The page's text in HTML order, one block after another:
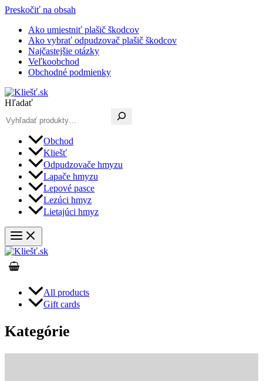
Preskočiť na obsah
Ako umiestniť plašič škodcov
Ako vybrať odpudzovač plašič škodcov
Najčastejšie otázky
Veľkoobchod
Obchodné podmienky
Hľadať
Obchod
Kliešť
Odpudzovače hmyzu
Lapače hmyzu
Lepové pasce
Lezúci hmyz
Lietajúci hmyz
All products
Gift cards
Kategórie